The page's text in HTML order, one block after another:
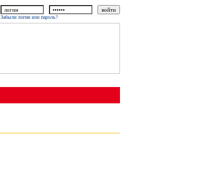
Забыли логин или пароль?